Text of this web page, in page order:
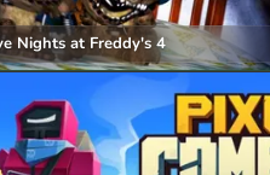
Nights at Freddy's 4